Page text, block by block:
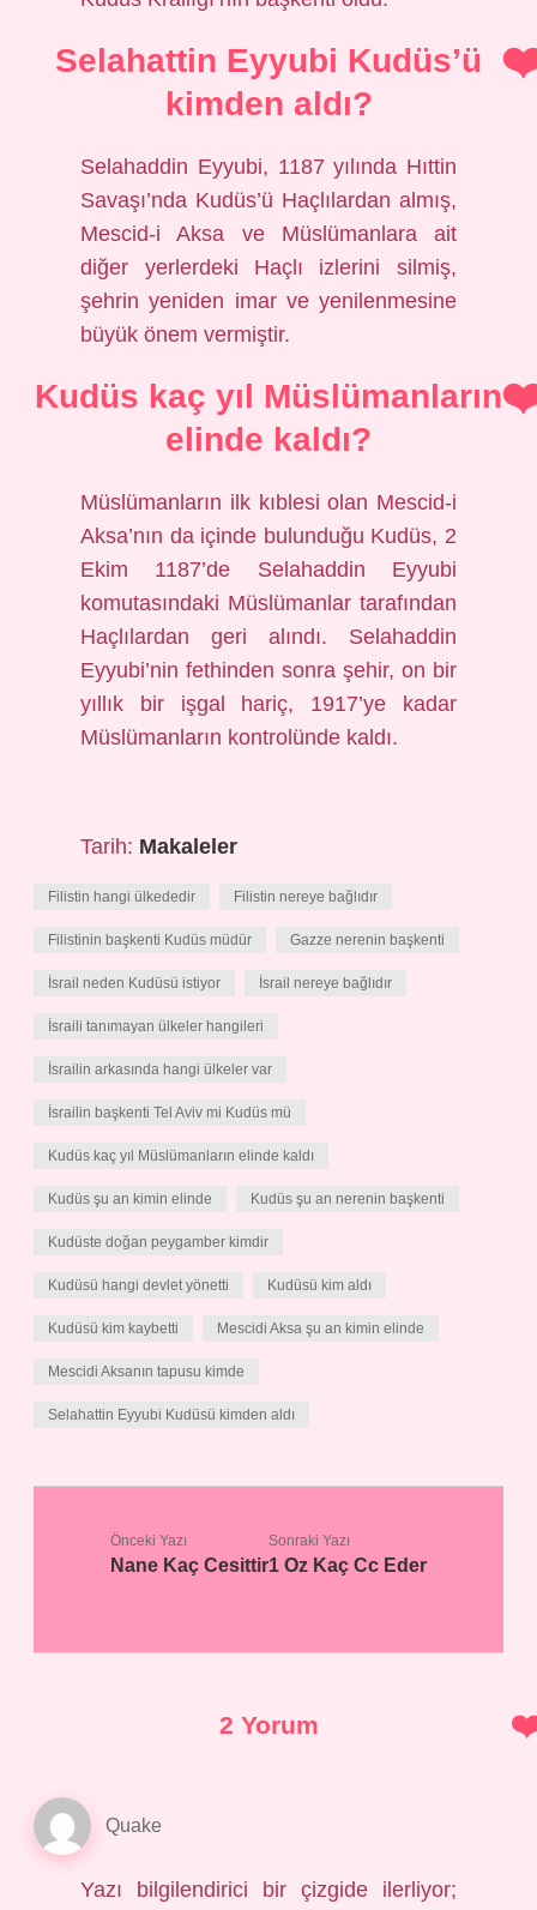
Selahattin Eyyubi Kudüs’ü
kimden aldı?
Selahaddin Eyyubi, 1187 yılında Hıttin
Savaşı’nda Kudüs’ü Haçlılardan almış,
Mescid-i Aksa ve Müslümanlara ait
diğer yerlerdeki Haçlı izlerini silmiş,
şehrin yeniden imar ve yenilenmesine
büyük önem vermiştir.
Kudüs kaç yıl Müslümanların
elinde kaldı?
Müslümanların ilk kıblesi olan Mescid-i
Aksa’nın da içinde bulunduğu Kudüs, 2
Ekim 1187’de Selahaddin Eyyubi
komutasındaki Müslümanlar tarafından
Haçlılardan geri alındı. Selahaddin
Eyyubi’nin fethinden sonra şehir, on bir
yıllık bir işgal hariç, 1917’ye kadar
Müslümanların kontrolünde kaldı.
Tarih: Makaleler
Filistin hangi ülkededir Filistin nereye bağlıdır
Filistinin başkenti Kudüs müdür Gazze nerenin başkenti
İsrail neden Kudüsü istiyor İsrail nereye bağlıdır
İsraili tanımayan ülkeler hangileri
İsrailin arkasında hangi ülkeler var
İsrailin başkenti Tel Aviv mi Kudüs mü
Kudüs kaç yıl Müslümanların elinde kaldı
Kudüs şu an kimin elinde Kudüs şu an nerenin başkenti
Kudüste doğan peygamber kimdir
Kudüsü hangi devlet yönetti Kudüsü kim aldı
Kudüsü kim kaybetti Mescidi Aksa şu an kimin elinde
Mescidi Aksanın tapusu kimde
Selahattin Eyyubi Kudüsü kimden aldı
Önceki Yazı
Nane Kaç Cesittir
Sonraki Yazı
1 Oz Kaç Cc Eder
2 Yorum
Quake
Yazı bilgilendirici bir çizgide ilerliyor;